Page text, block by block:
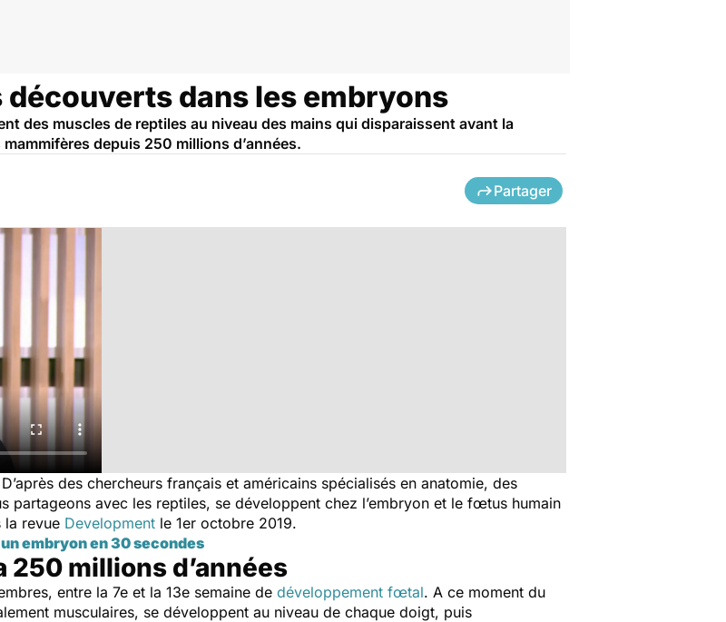
découverts dans les embryons
des muscles de reptiles au niveau des mains qui disparaissent avant la
depuis 250 millions d’années.
Partager
des chercheurs français et américains spécialisés en anatomie, des
partageons avec les reptiles, se développent chez l’embryon et le fœtus humain
la revue Development le 1er octobre 2019.
embryon en 30 secondes
250 millions d’années
entre la 7e et la 13e semaine de développement fœtal. A ce moment du
musculaires, se développent au niveau de chaque doigt, puis